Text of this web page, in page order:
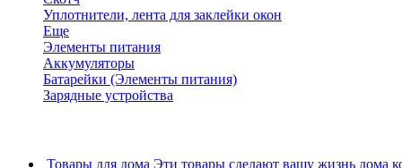
Уплотнители, лента для заклейки окон
Еще
Элементы питания
Аккумуляторы
Батарейки (Элементы питания)
Зарядные устройства
Товары для дома Эти товары сделают вашу жизнь дома